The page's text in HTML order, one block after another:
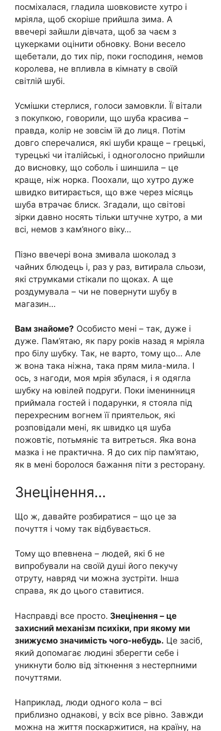
посміхалася, гладила шовковисте хутро і
мріяла, щоб скоріше прийшла зима. А
ввечері зайшли дівчата, щоб за чаєм з
цукерками оцінити обновку. Вони весело
щебетали, до тих пір, поки господиня, немов
королева, не впливла в кімнату в своїй
світлій шубі.
Усмішки стерлися, голоси замовкли. Її вітали
з покупкою, говорили, що шуба красива –
правда, колір не зовсім їй до лиця. Потім
довго сперечалися, які шуби краще – грецькі,
турецькі чи італійські, і одноголосно прийшли
до висновку, що соболь і шиншила – це
краще, ніж норка. Поохали, що хутро дуже
швидко витирається, що вже через місяць
шуба втрачає блиск. Згадали, що світові
зірки давно носять тільки штучне хутро, а ми
всі, немов з кам’яного віку…
Пізно ввечері вона змивала шоколад з
чайних блюдець і, раз у раз, витирала сльози,
які струмками стікали по щоках. А ще
роздумувала – чи не повернути шубу в
магазин…
Вам знайоме? Особисто мені – так, дуже і
дуже. Пам’ятаю, як пару років назад я мріяла
про білу шубку. Так, не варто, тому що… Але
ж вона така ніжна, така прям мила-мила. І
ось, з нагоди, моя мрія збулася, і я одягла
шубку на ювілей подруги. Поки іменинниця
приймала гостей і подарунки, я стояла під
перехресним вогнем її приятельок, які
розповідали мені, як швидко ця шуба
пожовтіє, потьмяніє та витреться. Яка вона
мазка і не практична. Я до сих пір пам’ятаю,
як в мені боролося бажання піти з ресторану.
Знецінення…
Що ж, давайте розбиратися – що це за
почуття і чому так відбувається.
Тому що впевнена – людей, які б не
випробували на своїй душі його пекучу
отруту, навряд чи можна зустріти. Інша
справа, як до цього ставитися.
Насправді все просто. Знецінення – це
захисний механізм психіки, при якому ми
знижуємо значимість чого-небудь. Це засіб,
який допомагає людині зберегти себе і
уникнути болю від зіткнення з нестерпними
почуттями.
Наприклад, люди одного кола – всі
приблизно однакові, у всіх все рівно. Завжди
можна на життя поскаржитися, на країну, на